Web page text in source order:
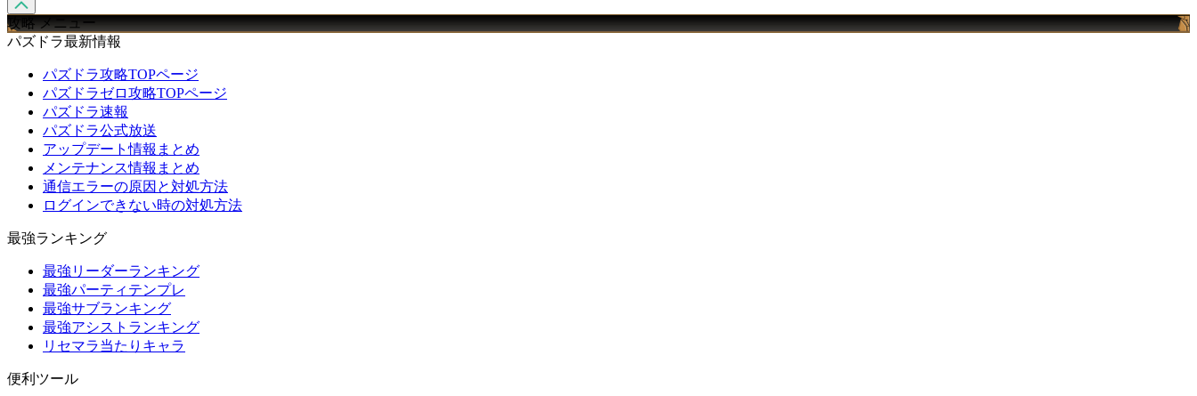
攻略 メニュー
パズドラ最新情報
パズドラ攻略TOPページ
パズドラゼロ攻略TOPページ
パズドラ速報
パズドラ公式放送
アップデート情報まとめ
メンテナンス情報まとめ
通信エラーの原因と対処方法
ログインできない時の対処方法
最強ランキング
最強リーダーランキング
最強パーティテンプレ
最強サブランキング
最強アシストランキング
リセマラ当たりキャラ
便利ツール